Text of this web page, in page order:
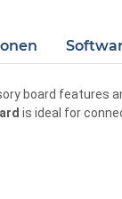
board features
is ideal for